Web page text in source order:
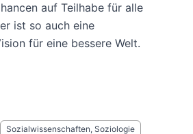
auf Teilhabe für alle
ist so auch eine
für eine bessere Welt.
Sozialwissenschaften, Soziologie